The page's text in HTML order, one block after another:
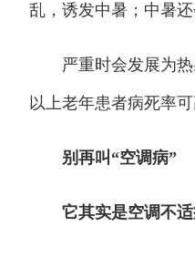
乱，诱发中暑；中暑
严重时会发展为热
以上老年患者病死率可
别再叫“空调病”
它其实是空调不适